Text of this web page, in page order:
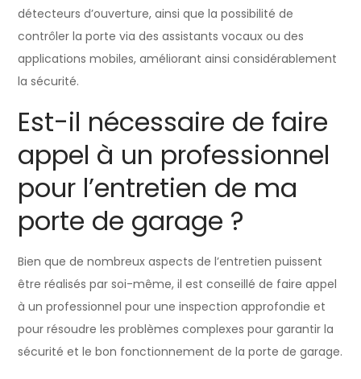
détecteurs d’ouverture, ainsi que la possibilité de
contrôler la porte via des assistants vocaux ou des
applications mobiles, améliorant ainsi considérablement
la sécurité.
Est-il nécessaire de faire
appel à un professionnel
pour l’entretien de ma
porte de garage ?
Bien que de nombreux aspects de l’entretien puissent
être réalisés par soi-même, il est conseillé de faire appel
à un professionnel pour une inspection approfondie et
pour résoudre les problèmes complexes pour garantir la
sécurité et le bon fonctionnement de la porte de garage.